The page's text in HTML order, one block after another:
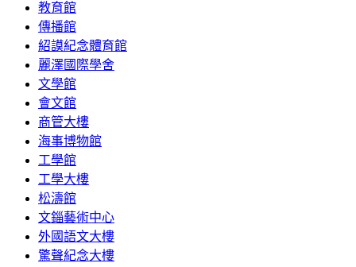
教育館
傳播館
紹謨紀念體育館
麗澤國際學舍
文學館
會文館
商管大樓
海事博物館
工學館
工學大樓
松濤館
文錙藝術中心
外國語文大樓
驚聲紀念大樓